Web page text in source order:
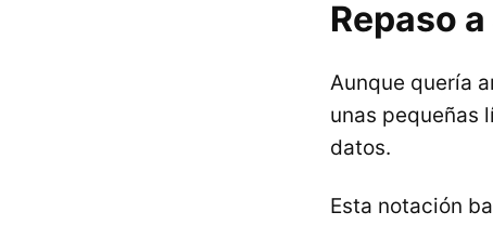
Repaso a
Aunque quería
unas pequeñas
datos.
Esta notación